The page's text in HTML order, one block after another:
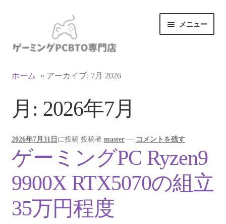
ゲ
ョ
へ
ス
ッ
プ
テ
へ
キ
ッ
メニュー
支払い
お買い物カゴ
LINEでお問い合わせ
ホーム » アーカイブ: 7月 2026
月: 2026年7月
2026年7月31日 に投稿 投稿者 master — コメントを残す
ゲーミングPC Ryzen9
9900X RTX5070の組立
35万円程度